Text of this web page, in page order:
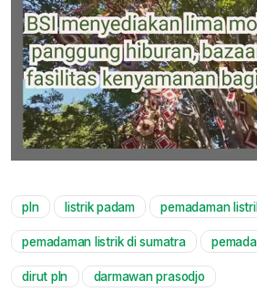
pln listrik padam pemadaman
pemadaman listrik di sumatra
dirut pln darmawan prasodjo